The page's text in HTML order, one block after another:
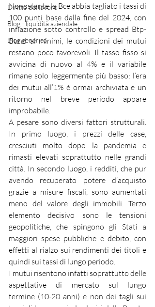
Diritto del lavoro
Blog - liquidità aziendale
Blog generico
Nonostante la Bce abbia tagliato i tassi di
100 punti base dalla fine del 2024, con
inflazione sotto controllo e spread Btp-
Bund ai minimi, le condizioni dei mutui
restano poco favorevoli. Il tasso fisso si
avvicina di nuovo al 4% e il variabile
rimane solo leggermente più basso: l’era
dei mutui all’1% è ormai archiviata e un
ritorno nel breve periodo appare
improbabile.
A pesare sono diversi fattori strutturali.
In primo luogo, i prezzi delle case,
cresciuti molto dopo la pandemia e
rimasti elevati soprattutto nelle grandi
città. In secondo luogo, i redditi, che pur
avendo recuperato potere d’acquisto
grazie a misure fiscali, sono aumentati
meno del valore degli immobili. Terzo
elemento decisivo sono le tensioni
geopolitiche, che spingono gli Stati a
maggiori spese pubbliche e debito, con
effetti al rialzo sui rendimenti dei titoli e
quindi sui tassi di lungo periodo.
I mutui risentono infatti soprattutto delle
aspettative di mercato sul lungo
termine (10-20 anni) e non dei tagli sui